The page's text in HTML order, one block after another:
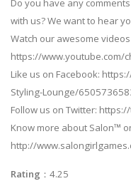
Do you have any
with us? We want to hear
Watch our awesome
https://www.youtube.com/
Like us on Facebook:
Styling-Lounge/
Follow us on Twitter:
Know more about Salon™
http://
Rating ：